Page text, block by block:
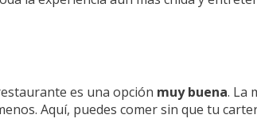
es una opción muy buena. La
Aquí, puedes comer sin que tu